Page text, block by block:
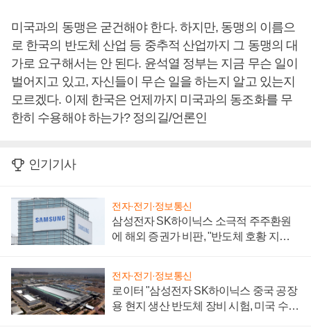
미국과의 동맹은 굳건해야 한다. 하지만, 동맹의 이름으
로 한국의 반도체 산업 등 중추적 산업까지 그 동맹의 대
가로 요구해서는 안 된다. 윤석열 정부는 지금 무슨 일이
벌어지고 있고, 자신들이 무슨 일을 하는지 알고 있는지
모르겠다. 이제 한국은 언제까지 미국과의 동조화를 무
한히 수용해야 하는가? 정의길/언론인
인기기사
전자·전기·정보통신
삼성전자 SK하이닉스 소극적 주주환원
에 해외 증권가 비판, "반도체 호황 지속
전자·전기·정보통신
로이터 "삼성전자 SK하이닉스 중국 공장
용 현지 생산 반도체 장비 시험, 미국 수출